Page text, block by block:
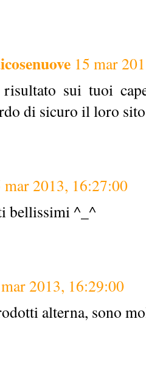
15 mar
risultato sui tuoi
di sicuro il loro
mar 2013, 16:27:00
bellissimi ^_^
2013, 16:29:00
alterna, sono